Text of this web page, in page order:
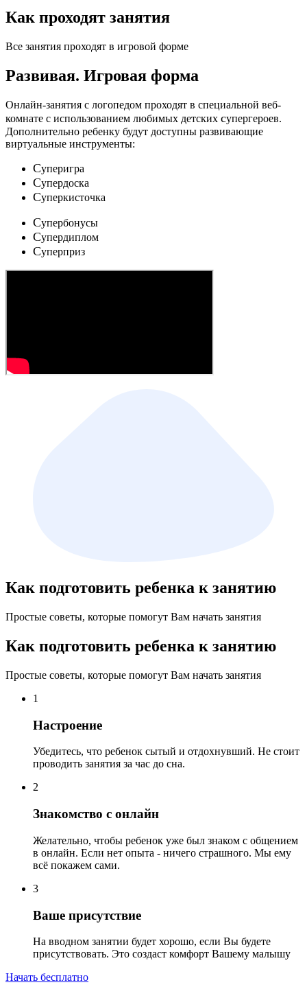
Как проходят занятия
Все занятия проходят в игровой форме
Развивая. Игровая форма
Онлайн-занятия с логопедом проходят в специальной веб-
комнате с использованием любимых детских cупергероев.
Дополнительно ребенку будут доступны развивающие
виртуальные инструменты:
Cуперигра
Cупердоска
Cуперкисточка
Cупербонусы
Cупердиплом
Cуперприз
Как подготовить ребенка к занятию
Простые советы, которые помогут Вам начать занятия
Как подготовить ребенка к занятию
Простые советы, которые помогут Вам начать занятия
1
Настроение
Убедитесь, что ребенок сытый и отдохнувший. Не стоит
проводить занятия за час до сна.
2
Знакомство с онлайн
Желательно, чтобы ребенок уже был знаком с общением
в онлайн. Если нет опыта - ничего страшного. Мы ему
всё покажем сами.
3
Ваше присутствие
На вводном занятии будет хорошо, если Вы будете
присутствовать. Это создаст комфорт Вашему малышу
Начать бесплатно